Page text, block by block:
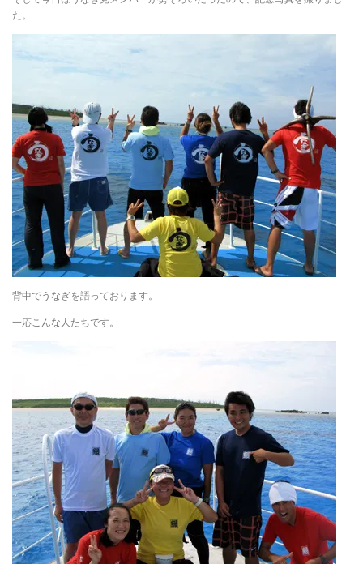
た。
背中でうなぎを語っております。
一応こんな人たちです。